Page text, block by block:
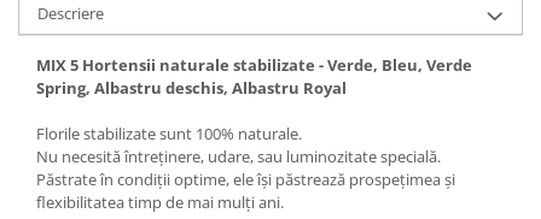
Descriere
MIX 5 Hortensii naturale stabilizate - Verde, Bleu, Verde
Spring, Albastru deschis, Albastru Royal
Florile stabilizate sunt 100% naturale.
Nu necesită întreținere, udare, sau luminozitate specială.
Păstrate în condiții optime, ele își păstrează prospețimea și
flexibilitatea timp de mai mulți ani.